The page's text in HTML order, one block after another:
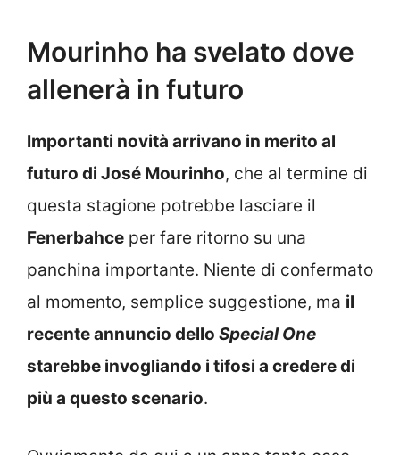
Mourinho ha svelato dove
allenerà in futuro
Importanti novità arrivano in merito al
futuro di José Mourinho, che al termine di
questa stagione potrebbe lasciare il
Fenerbahce per fare ritorno su una
panchina importante. Niente di confermato
al momento, semplice suggestione, ma il
recente annuncio dello Special One
starebbe invogliando i tifosi a credere di
più a questo scenario.